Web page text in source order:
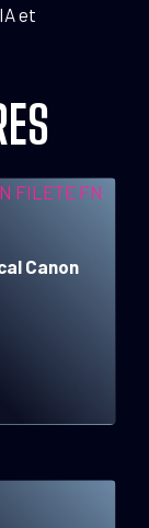
et
Canon